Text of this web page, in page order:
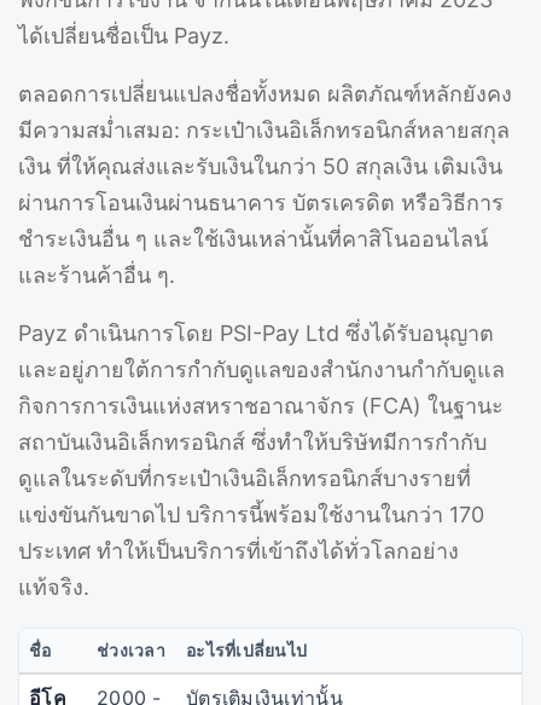
ได้เปลี่ยนชื่อเป็น Payz.
ตลอดการเปลี่ยนแปลงชื่อทั้งหมด ผลิตภัณฑ์หลักยังคง
มีความสม่ำเสมอ: กระเป๋าเงินอิเล็กทรอนิกส์หลายสกุล
เงิน ที่ให้คุณส่งและรับเงินในกว่า 50 สกุลเงิน เติมเงิน
ผ่านการโอนเงินผ่านธนาคาร บัตรเครดิต หรือวิธีการ
ชำระเงินอื่น ๆ และใช้เงินเหล่านั้นที่คาสิโนออนไลน์
และร้านค้าอื่น ๆ.
Payz ดำเนินการโดย PSI-Pay Ltd ซึ่งได้รับอนุญาต
และอยู่ภายใต้การกำกับดูแลของสำนักงานกำกับดูแล
กิจการการเงินแห่งสหราชอาณาจักร (FCA) ในฐานะ
สถาบันเงินอิเล็กทรอนิกส์ ซึ่งทำให้บริษัทมีการกำกับ
ดูแลในระดับที่กระเป๋าเงินอิเล็กทรอนิกส์บางรายที่
แข่งขันกันขาดไป บริการนี้พร้อมใช้งานในกว่า 170
ประเทศ ทำให้เป็นบริการที่เข้าถึงได้ทั่วโลกอย่าง
แท้จริง.
ชื่อ ช่วงเวลา อะไรที่เปลี่ยนไป
อีโค 2000 - บัตรเติมเงินเท่านั้น